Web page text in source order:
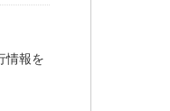
情報を